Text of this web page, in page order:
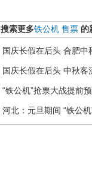
搜索更多铁公机 售票 的
国庆长假在后头 合肥中
国庆长假在后头 中秋客
“铁公机”抢票大战提前
河北：元旦期间 “铁公